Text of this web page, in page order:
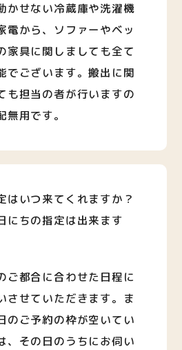
かせない冷蔵庫や洗濯機
電から、ソファーやベッ
家具に関しましても全て
でございます。搬出に関
も担当の者が行いますの
無用です。
はいつ来てくれますか？
にちの指定は出来ます
ご都合に合わせた日程に
させていただきます。ま
のご予約の枠が空いてい
、その日のうちにお伺い